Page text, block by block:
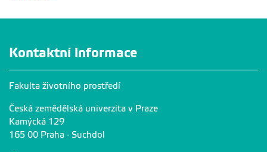
Kontaktní informace
Fakulta životního prostředí
Česká zemědělská univerzita v Praze
Kamýcká 129
165 00 Praha - Suchdol